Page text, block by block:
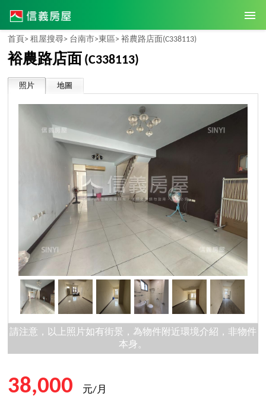
首頁> 租屋搜尋> 台南市>東區> 裕農路店面(C338113)
裕農路店面 (C338113)
照片 地圖
請注意，以上照片如有街景，為物件附近環境介紹，非物件
本身。
38,000
元/月